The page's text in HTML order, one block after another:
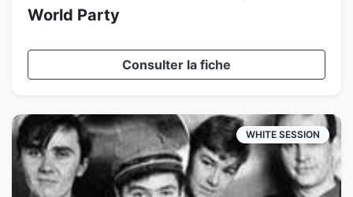
World Party
Consulter la fiche
WHITE SESSION